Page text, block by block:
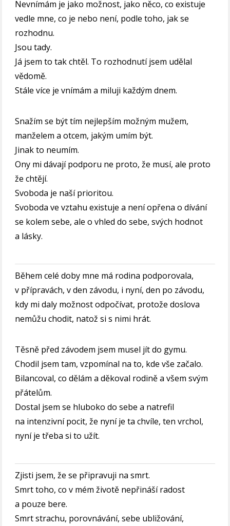
Nevnímám je jako možnost, jako něco, co existuje
vedle mne, co je nebo není, podle toho, jak se
rozhodnu.
Jsou tady.
Já jsem to tak chtěl. To rozhodnutí jsem udělal
vědomě.
Stále více je vnímám a miluji každým dnem.
Snažím se být tím nejlepším možným mužem,
manželem a otcem, jakým umím být.
Jinak to neumím.
Ony mi dávají podporu ne proto, že musí, ale proto
že chtějí.
Svoboda je naší prioritou.
Svoboda ve vztahu existuje a není opřena o dívání
se kolem sebe, ale o vhled do sebe, svých hodnot
a lásky.
Během celé doby mne má rodina podporovala,
v přípravách, v den závodu, i nyní, den po závodu,
kdy mi daly možnost odpočívat, protože doslova
nemůžu chodit, natož si s nimi hrát.
Těsně před závodem jsem musel jít do gymu.
Chodil jsem tam, vzpomínal na to, kde vše začalo.
Bilancoval, co dělám a děkoval rodině a všem svým
přátelům.
Dostal jsem se hluboko do sebe a natrefil
na intenzivní pocit, že nyní je ta chvíle, ten vrchol,
nyní je třeba si to užít.
Zjisti jsem, že se připravuji na smrt.
Smrt toho, co v mém životě nepřináší radost
a pouze bere.
Smrt strachu, porovnávání, sebe ubližování,